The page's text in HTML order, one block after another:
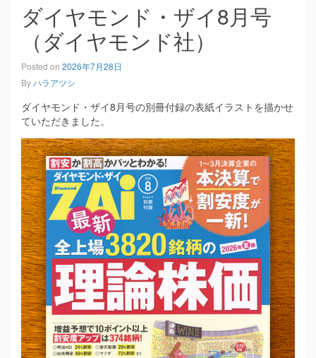
ダイヤモンド・ザイ8月号
（ダイヤモンド社）
Posted on 2026年7月28日
Byハラアツシ
ダイヤモンド・ザイ8月号の別冊付録の表紙イラストを描かせ
ていただきました。